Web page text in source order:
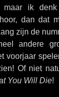
maar ik
dan dat
zijn de
andere
voorjaar
Of niet
You Will Die!